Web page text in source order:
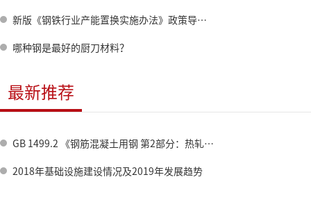
新版《钢铁行业产能置换实施办法》政策导向与变化分析
哪种钢是最好的厨刀材料？
最新推荐
GB 1499.2 《钢筋混凝土用钢 第2部分：热轧带肋钢筋》标准修订情况
2018年基础设施建设情况及2019年发展趋势